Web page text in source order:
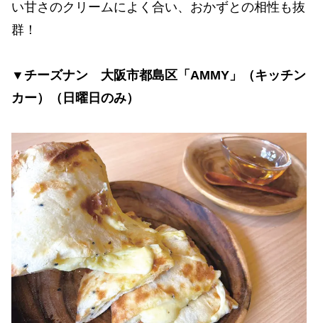
い甘さのクリームによく合い、おかずとの相性も抜
群！
▼チーズナン 大阪市都島区「AMMY」（キッチン
カー）（日曜日のみ）